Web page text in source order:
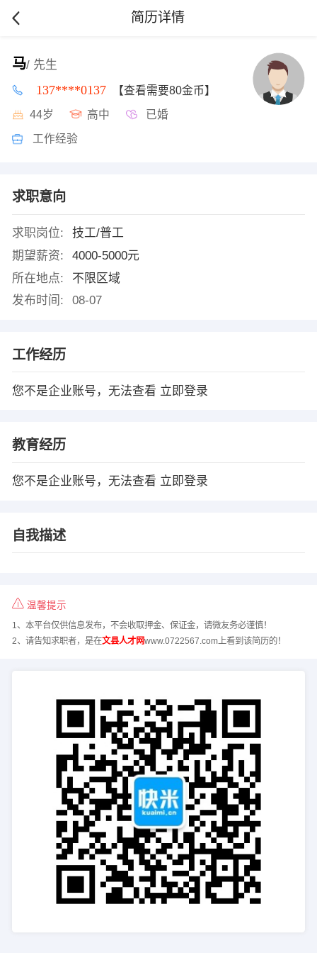
简历详情
马/ 先生
137****0137 【查看需要80金币】
44岁 高中 已婚
工作经验
求职意向
求职岗位:
技工/普工
期望薪资:
4000-5000元
所在地点:
不限区域
发布时间:
08-07
工作经历
您不是企业账号，无法查看 立即登录
教育经历
您不是企业账号，无法查看 立即登录
自我描述
温馨提示
1、本平台仅供信息发布，不会收取押金、保证金，请微友务必谨慎！
2、请告知求职者，是在文县人才网www.0722567.com上看到该简历的！